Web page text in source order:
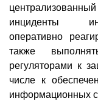
инциденты
оперативно
также
регуляторами к
числе к
информационных